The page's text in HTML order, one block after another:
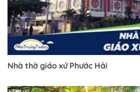
Nhà thờ giáo xứ Phước Hải